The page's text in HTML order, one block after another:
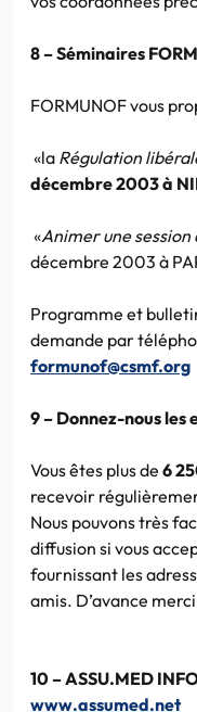
8 – Séminaires
FORMUNOF vous
«la Régulation
décembre 2003 à
«Animer une
décembre 2003 à
Programme et
demande par
formunof@csmf.org
9 – Donnez-nous les
Vous êtes plus de 6
recevoir
Nous pouvons très
diffusion si vous
fournissant les
amis. D’avance
10 – ASSU.MED
www.assumed.net